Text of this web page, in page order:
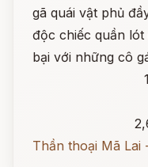
gã quái vật phủ
độc chiếc quần
bại với những cô
Thần thoại Mã Lai